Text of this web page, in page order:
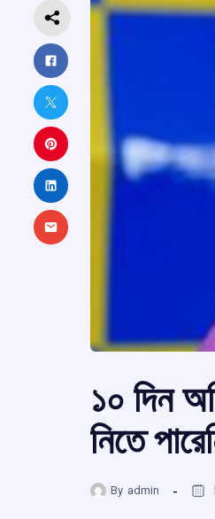
১০ দিন
নিতে
By admin